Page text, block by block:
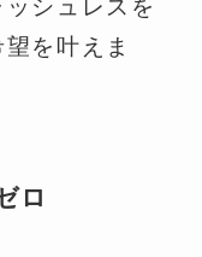
シュレスを
を叶えま
ロ